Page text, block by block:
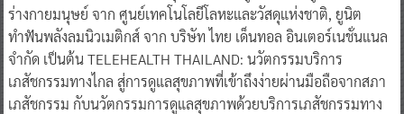
ร่างกายมนุษย์ จาก ศูนย์เทคโนโลยีโลหะและวัสดุแห่งชาติ, ยูนิต
ทำฟันพลังลมนิวเมติกส์ จาก บริษัท ไทย เด็นทอล อินเตอร์เนชั่นแนล
จำกัด เป็นต้น TELEHEALTH THAILAND: นวัตกรรมบริการ
เภสัชกรรมทางไกล สู่การดูแลสุขภาพที่เข้าถึงง่ายผ่านมือถือจากสภา
เภสัชกรรม กับนวัตกรรมการดูแลสุขภาพด้วยบริการเภสัชกรรมทาง